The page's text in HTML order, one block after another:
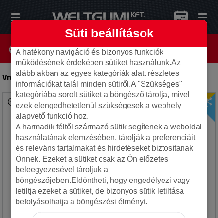
Vredestein 205/55R16 91H Quatrac-Autó gumi
Süti beállítások
A hatékony navigáció és bizonyos funkciók
működésének érdekében sütiket használunk.Az
alábbiakban az egyes kategóriák alatt részletes
információkat talál minden sütiről.A "Szükséges"
kategóriába sorolt sütiket a böngésző tárolja, mivel
ezek elengedhetetlenül szükségesek a webhely
alapvető funkcióihoz.
A harmadik féltől származó sütik segítenek a weboldal
használatának elemzésében, tárolják a preferenciáit
és releváns tartalmakat és hirdetéseket biztosítanak
Önnek. Ezeket a sütiket csak az Ön előzetes
beleegyezésével tároljuk a
böngészőjében.Eldöntheti, hogy engedélyezi vagy
letiltja ezeket a sütiket, de bizonyos sütik letiltása
befolyásolhatja a böngészési élményt.